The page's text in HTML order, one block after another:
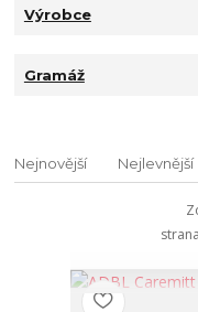
Výrobce
Gramáž
Nejnovější Nejlevnější
strana